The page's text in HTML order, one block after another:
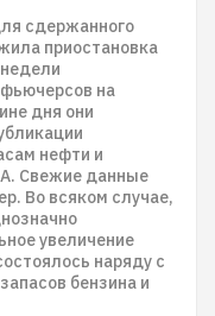
сдержанного
приостановка
на
дня они
нефти и
Свежие данные
Во всяком случае,
увеличение
наряду с
бензина и